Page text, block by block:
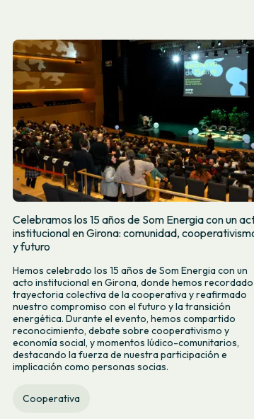
Celebramos los 15 años de Som Energia con un
institucional en Girona: comunidad,
y futuro
Hemos celebrado los 15 años de Som Energia con un
acto institucional en Girona, donde hemos
trayectoria colectiva de la cooperativa y reafirmado
nuestro compromiso con el futuro y la transición
energética. Durante el evento, hemos compartido
reconocimiento, debate sobre cooperativismo y
economía social, y momentos lúdico-comunitarios,
destacando la fuerza de nuestra participación e
implicación como personas socias.
Cooperativa